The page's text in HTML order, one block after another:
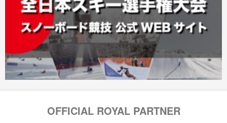
OFFICIAL ROYAL PARTNER